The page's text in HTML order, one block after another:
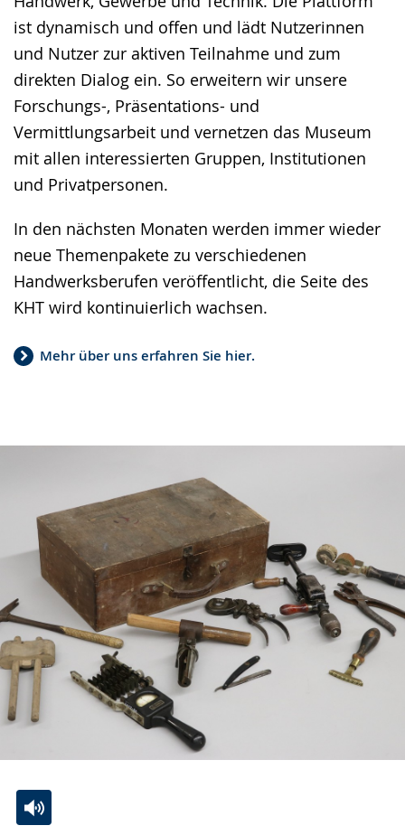
ist dynamisch und offen und lädt Nutzerinnen
und Nutzer zur aktiven Teilnahme und zum
direkten Dialog ein. So erweitern wir unsere
Forschungs-, Präsentations- und
Vermittlungsarbeit und vernetzen das Museum
mit allen interessierten Gruppen, Institutionen
und Privatpersonen.
In den nächsten Monaten werden immer wieder
neue Themenpakete zu verschiedenen
Handwerksberufen veröffentlicht, die Seite des
KHT wird kontinuierlich wachsen.
Mehr über uns erfahren Sie hier.